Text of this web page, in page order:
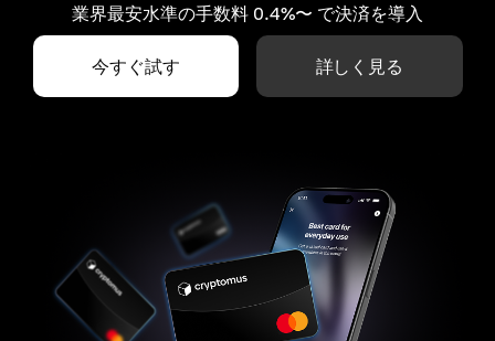
業界最安水準の手数料 0.4%〜 で決済を導入
今すぐ試す 詳しく見る